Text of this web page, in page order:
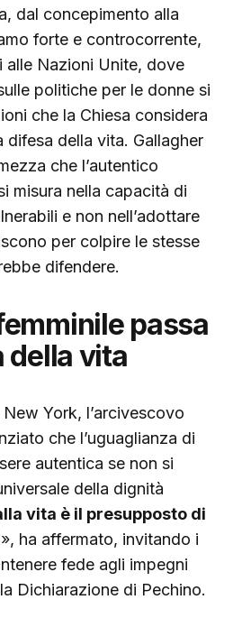
dal concepimento alla
forte e controcorrente,
Nazioni Unite, dove
politiche per le donne si
che la Chiesa considera
difesa della vita. Gallagher
che l’autentico
misura nella capacità di
e non nell’adottare
per colpire le stesse
difendere.
passa
della vita
York, l’arcivescovo
che l’uguaglianza di
autentica se non si
della dignità
vita è il presupposto di
», ha affermato, invitando i
fede agli impegni
Dichiarazione di Pechino.